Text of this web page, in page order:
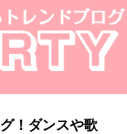
！ダンスや歌